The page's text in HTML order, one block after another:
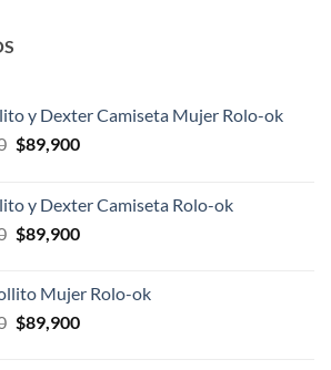
y Dexter Camiseta Mujer Rolo-ok
El
era:
$109,900.
$89,900El
es:
$89,900.
y Dexter Camiseta Rolo-ok
El
era:
$109,900.
$89,900El
es:
$89,900.
Mujer Rolo-ok
El
$89,900El